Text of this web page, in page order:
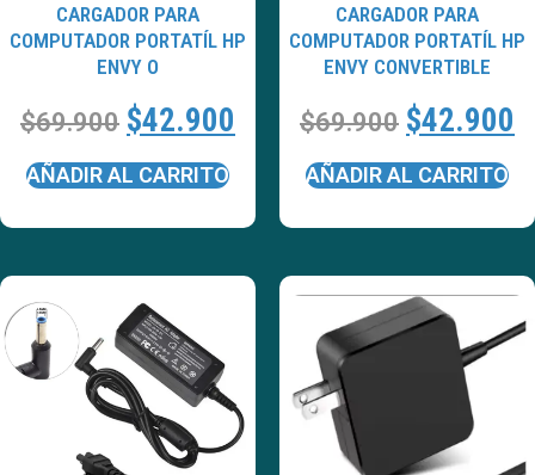
CARGADOR PARA
COMPUTADOR PORTATÍL HP
ENVY O
$69.900 $42.900
AÑADIR AL CARRITO
CARGADOR PARA
COMPUTADOR PORTATÍL HP
ENVY CONVERTIBLE
$69.900 $42.900
AÑADIR AL CARRITO